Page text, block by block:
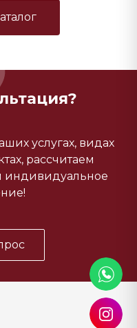
услугах, видах
рассчитаем
индивидуальное